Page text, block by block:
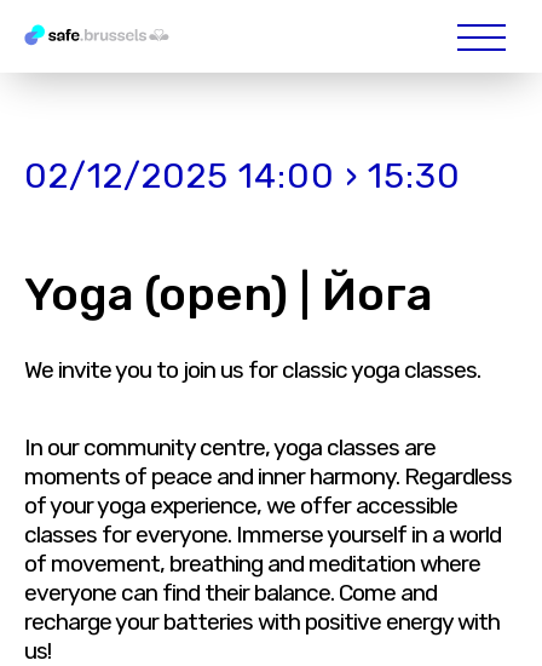
02/12/2025 14:00 › 15:30
Yoga (open) | Йога
We invite you to join us for classic yoga classes.
In our community centre, yoga classes are
moments of peace and inner harmony. Regardless
of your yoga experience, we offer accessible
classes for everyone. Immerse yourself in a world
of movement, breathing and meditation where
everyone can find their balance. Come and
recharge your batteries with positive energy with
us!